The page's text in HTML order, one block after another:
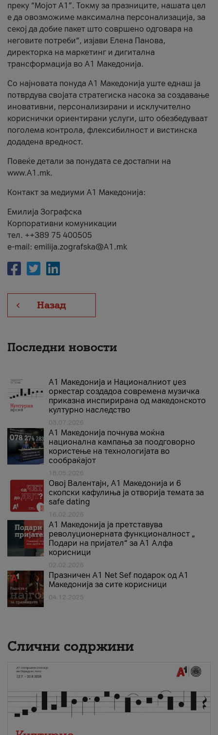
преку “Мојот А1”. Токму за празниците, нашата цел
е да овозможиме максимална персонализација, за
секој да добие пакет што совршено одговара на
неговите потреби“, изјави Елена Панова,
директорка на маркетинг и дигитална
трансформација во А1 Македонија.
Со најновата понуда А1 Македонија уште еднаш ја
потврдува својата стратегиска насока за создавање
иновативни, персонализирани и исклучително
кориснички ориентирани услуги, што обезбедуваат
поголема контрола, флексибилност и вистинска
додадена вредност.
Повеќе детали за понудата се достапни на
www.А1.mk.
Контакт за медиуми А1 Македонија:
Емилија Зографска
Корпоративни комуникации
тел. ++389 75 400505
e-mail: emilija.zografska@A1.mk
Назад
Последни новости
А1 Македонија и Националниот џез
оркестар создадоа современа музичка
приказна инспирирана од македонското
културно наследство
03.07.2026
A1 Македонија почнува моќна
национална кампања за поодговорно
користење на технологијата во
сообраќајот
18.05.2026
Овој Валентајн, A1 Македонија и 6
скопски кафулиња ја отворија темата за
safe dating
16.02.2026
А1 Македонија ја претставува
револуционерната функционалност „
Подари на пријател“ за А1 Алфа
корисници
02.02.2026
Празничен A1 Net Sеf подарок од А1
Македонија за сите корисници
04.12.2025
Слични содржини